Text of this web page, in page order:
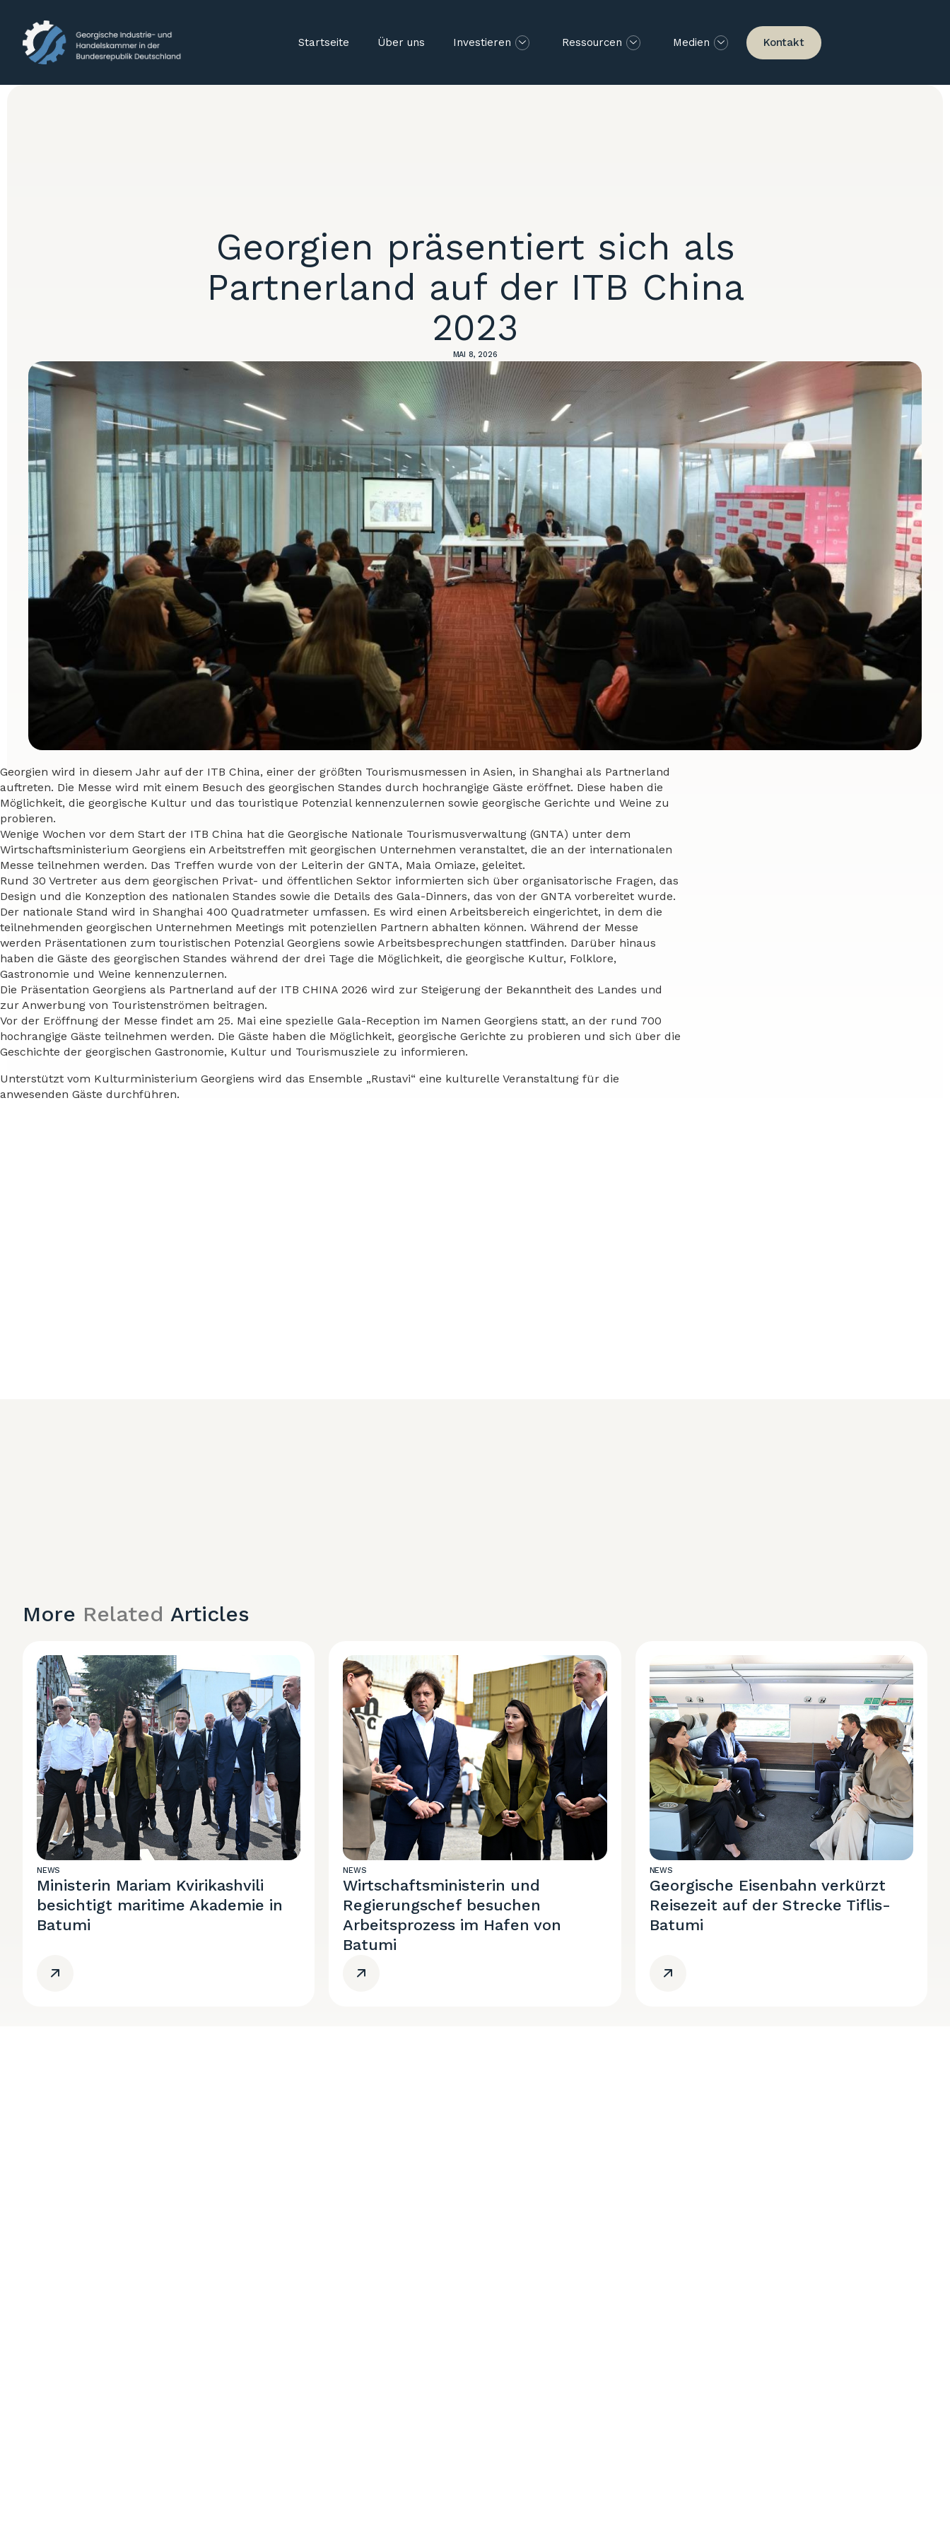
Startseite Über uns Investieren Ressourcen Medien Kontakt
Georgien präsentiert sich als
Partnerland auf der ITB China
2023
MAI 8, 2026
Georgien wird in diesem Jahr auf der ITB China, einer der größten Tourismusmessen in Asien, in Shanghai als Partnerland
auftreten. Die Messe wird mit einem Besuch des georgischen Standes durch hochrangige Gäste eröffnet. Diese haben die
Möglichkeit, die georgische Kultur und das touristique Potenzial kennenzulernen sowie georgische Gerichte und Weine zu
probieren.
Wenige Wochen vor dem Start der ITB China hat die Georgische Nationale Tourismusverwaltung (GNTA) unter dem
Wirtschaftsministerium Georgiens ein Arbeitstreffen mit georgischen Unternehmen veranstaltet, die an der internationalen
Messe teilnehmen werden. Das Treffen wurde von der Leiterin der GNTA, Maia Omiaze, geleitet.
Rund 30 Vertreter aus dem georgischen Privat- und öffentlichen Sektor informierten sich über organisatorische Fragen, das
Design und die Konzeption des nationalen Standes sowie die Details des Gala-Dinners, das von der GNTA vorbereitet wurde.
Der nationale Stand wird in Shanghai 400 Quadratmeter umfassen. Es wird einen Arbeitsbereich eingerichtet, in dem die
teilnehmenden georgischen Unternehmen Meetings mit potenziellen Partnern abhalten können. Während der Messe
werden Präsentationen zum touristischen Potenzial Georgiens sowie Arbeitsbesprechungen stattfinden. Darüber hinaus
haben die Gäste des georgischen Standes während der drei Tage die Möglichkeit, die georgische Kultur, Folklore,
Gastronomie und Weine kennenzulernen.
Die Präsentation Georgiens als Partnerland auf der ITB CHINA 2026 wird zur Steigerung der Bekanntheit des Landes und
zur Anwerbung von Touristenströmen beitragen.
Vor der Eröffnung der Messe findet am 25. Mai eine spezielle Gala-Reception im Namen Georgiens statt, an der rund 700
hochrangige Gäste teilnehmen werden. Die Gäste haben die Möglichkeit, georgische Gerichte zu probieren und sich über die
Geschichte der georgischen Gastronomie, Kultur und Tourismusziele zu informieren.
Unterstützt vom Kulturministerium Georgiens wird das Ensemble „Rustavi“ eine kulturelle Veranstaltung für die
anwesenden Gäste durchführen.
More Related Articles
NEWS
Ministerin Mariam Kvirikashvili
besichtigt maritime Akademie in
Batumi
NEWS
Wirtschaftsministerin und
Regierungschef besuchen
Arbeitsprozess im Hafen von
Batumi
NEWS
Georgische Eisenbahn verkürzt
Reisezeit auf der Strecke Tiflis-
Batumi